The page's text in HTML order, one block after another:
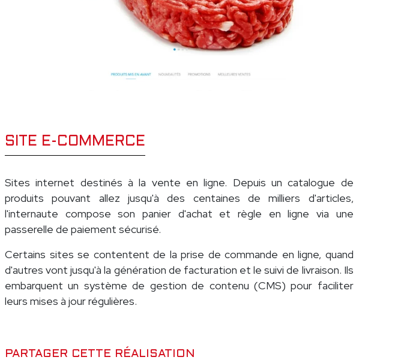
SITE E-COMMERCE
Sites internet destinés à la vente en ligne. Depuis un catalogue de
produits pouvant allez jusqu'à des centaines de milliers d'articles,
l'internaute compose son panier d'achat et règle en ligne via une
passerelle de paiement sécurisé.
Certains sites se contentent de la prise de commande en ligne, quand
d'autres vont jusqu'à la génération de facturation et le suivi de livraison. Ils
embarquent un système de gestion de contenu (CMS) pour faciliter
leurs mises à jour régulières.
PARTAGER CETTE RÉALISATION